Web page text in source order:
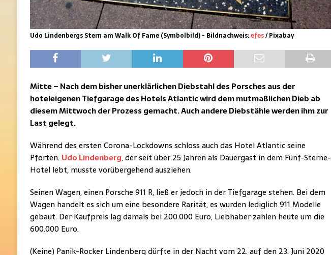
Udo Lindenbergs Stern am Walk Of Fame (Symbolbild) - Bildnachweis:efes/ Pixabay
Mitte – Nach dem bisher unerklärlichen Diebstahl des Porsches aus der
hoteleigenen Tiefgarage des Hotels Atlantic wird dem mutmaßlichen Dieb ab
diesem Mittwoch der Prozess gemacht. Auch andere Diebstähle werden ihm zur
Last gelegt.
Während des ersten Corona-Lockdowns schloss auch das Hotel Atlantic seine
Pforten. Udo Lindenberg, der seit über 25 Jahren als Dauergast in dem Fünf-Sterne-
Hotel lebt, musste vorübergehend ausziehen.
Seinen Wagen, einen Porsche 911 R, ließ er jedoch in der Tiefgarage stehen. Bei dem
Wagen handelt es sich um eine besondere Rarität, es wurden lediglich 911 Modelle
gebaut. Der Kaufpreis lag damals bei 200.000 Euro, Liebhaber zahlen heute um die
600.000 Euro.
(Keine) Panik-Rocker Lindenberg dürfte in der Nacht vom 22. auf den 23. Juni 2020